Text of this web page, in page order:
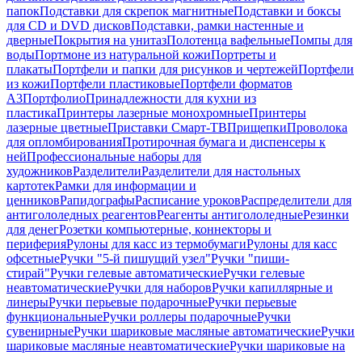
папокПодставки для скрепок магнитныеПодставки и боксы
для CD и DVD дисковПодставки, рамки настенные и
дверныеПокрытия на унитазПолотенца вафельныеПомпы для
водыПортмоне из натуральной кожиПортреты и
плакатыПортфели и папки для рисунков и чертежейПортфели
из кожиПортфели пластиковыеПортфели форматов
А3ПортфолиоПринадлежности для кухни из
пластикаПринтеры лазерные монохромныеПринтеры
лазерные цветныеПриставки Смарт-ТВПрищепкиПроволока
для опломбированияПротирочная бумага и диспенсеры к
нейПрофессиональные наборы для
художниковРазделителиРазделители для настольных
картотекРамки для информации и
ценниковРапидографыРасписание уроковРаспределители для
антигололедных реагентовРеагенты антигололедныеРезинки
для денегРозетки компьютерные, коннекторы и
периферияРулоны для касс из термобумагиРулоны для касс
офсетныеРучки "5-й пишущий узел"Ручки "пиши-
стирай"Ручки гелевые автоматическиеРучки гелевые
неавтоматическиеРучки для наборовРучки капиллярные и
линерыРучки перьевые подарочныеРучки перьевые
функциональныеРучки роллеры подарочныеРучки
сувенирныеРучки шариковые масляные автоматическиеРучки
шариковые масляные неавтоматическиеРучки шариковые на